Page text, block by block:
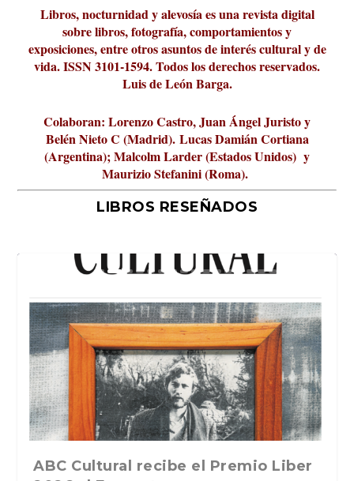
Liber 2026 al Fomento de la Le...
Revista Cultural Turia, númer...
10.000 pasos al día? Lo que d...
paisajística del mar de Sicil...
París
metafísicos de la novela ne...
Libros, nocturnidad y alevosía es una revista digital
sobre libros, fotografía, comportamientos y
exposiciones, entre otros asuntos de interés cultural y de
vida. ISSN 3101-1594. Todos los derechos reservados.
Luis de León Barga.
Colaboran: Lorenzo Castro, Juan Ángel Juristo y
Belén Nieto C (Madrid). Lucas Damián Cortiana
(Argentina); Malcolm Larder (Estados Unidos) y
Maurizio Stefanini (Roma).
LIBROS RESEÑADOS
La verdadera odisea del espacio en
ABC Cultural recibe el Premio Liber
La cultura de la transgresión.